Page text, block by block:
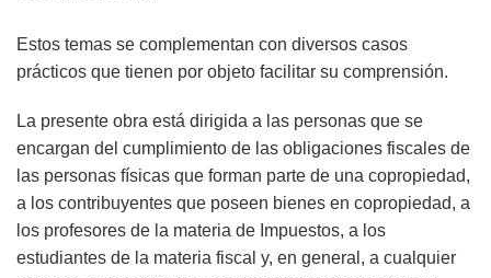
Estos temas se complementan con diversos casos
prácticos que tienen por objeto facilitar su comprensión.
La presente obra está dirigida a las personas que se
encargan del cumplimiento de las obligaciones fiscales de
las personas físicas que forman parte de una copropiedad,
a los contribuyentes que poseen bienes en copropiedad, a
los profesores de la materia de Impuestos, a los
estudiantes de la materia fiscal y, en general, a cualquier